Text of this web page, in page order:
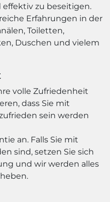
zu beseitigen.
Erfahrungen in der
Toiletten,
Duschen und vielem
volle Zufriedenheit
dass Sie mit
sein werden
an. Falls Sie mit
sind, setzen Sie sich
und wir werden alles